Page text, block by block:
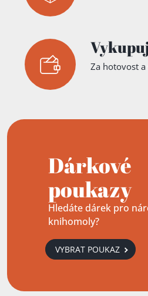
Za hotovost
Dárkové
poukazy
Hledáte dárek pro
knihomoly?
VYBRAT POUKAZ